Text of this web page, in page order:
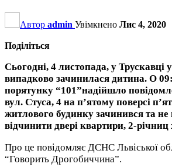
Автор admin Увімкнено Лис 4, 2020
Поділіться
Сьогодні, 4 листопада, у Трускавці
випадково зачинилася дитина. О
порятунку “101”надійшло
вул. Стуса, 4 на п’ятому поверсі
житлового будинку зачинився та
відчинити двері квартири, 2-
Про це повідомляє ДСНС Львіської
“Говорить Дрогобиччина”.